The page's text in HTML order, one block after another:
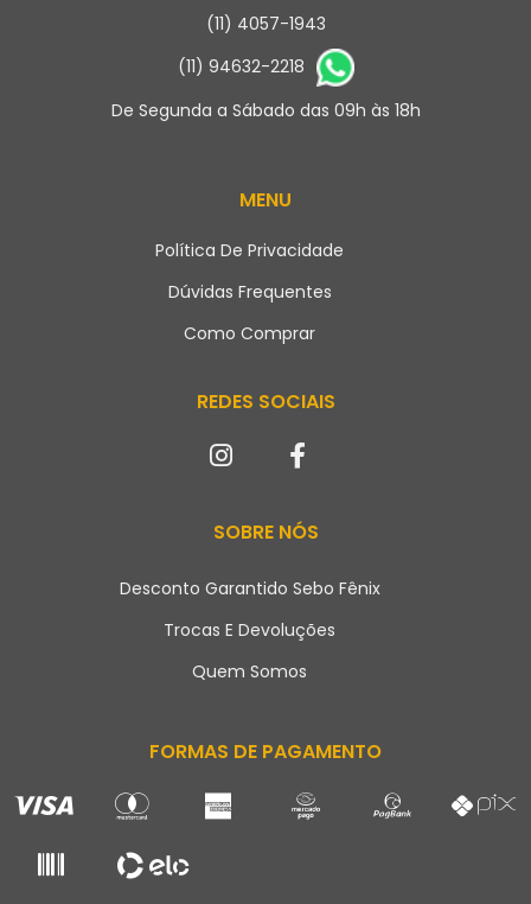
(11) 4057-1943
(11) 94632-2218
De Segunda a Sábado das 09h às 18h
MENU
Política De Privacidade
Dúvidas Frequentes
Como Comprar
REDES SOCIAIS
SOBRE NÓS
Desconto Garantido Sebo Fênix
Trocas E Devoluções
Quem Somos
FORMAS DE PAGAMENTO